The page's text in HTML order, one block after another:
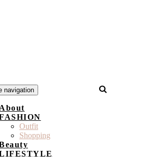
navigation
About
Outfit
Shopping